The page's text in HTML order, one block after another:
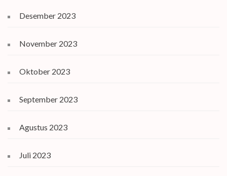
Desember 2023
November 2023
Oktober 2023
September 2023
Agustus 2023
Juli 2023